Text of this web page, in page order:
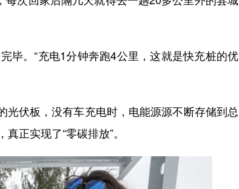
。“充电1分钟奔跑4公里，这就是快充桩的优
伏板，没有车充电时，电能源源不断存储到总
正实现了“零碳排放”。